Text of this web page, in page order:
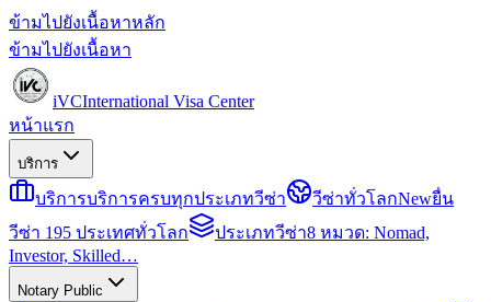
ข้ามไปยังเนื้อหาหลัก
ข้ามไปยังเนื้อหา
iVCInternational Visa Center
หน้าแรก
บริการ
บริการบริการครบทุกประเภทวีซ่า วีซ่าทั่วโลกNewยื่น
วีซ่า 195 ประเทศทั่วโลก
ประเภทวีซ่า8 หมวด: Nomad,
Investor, Skilled…
Notary Public